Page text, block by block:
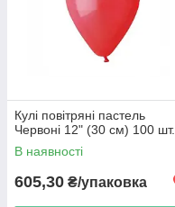
Кулі повітряні пастель
Червоні 12" (30 см) 100 шт.
В наявності
605,30 ₴/упаковка